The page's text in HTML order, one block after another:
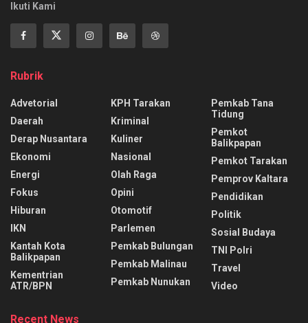
Ikuti Kami
Rubrik
Advetorial
Daerah
Derap Nusantara
Ekonomi
Energi
Fokus
Hiburan
IKN
Kantah Kota
Balikpapan
Kementrian
ATR/BPN
KPH Tarakan
Kriminal
Kuliner
Nasional
Olah Raga
Opini
Otomotif
Parlemen
Pemkab Bulungan
Pemkab Malinau
Pemkab Nunukan
Pemkab Tana
Tidung
Pemkot
Balikpapan
Pemkot Tarakan
Pemprov Kaltara
Pendidikan
Politik
Sosial Budaya
TNI Polri
Travel
Video
Recent News